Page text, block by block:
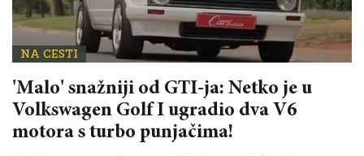
NA CESTI
'Malo' snažniji od GTI-ja: Netko je u
Volkswagen Golf I ugradio dva V6
motora s turbo punjačima!